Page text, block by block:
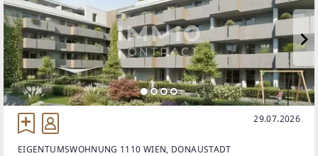
29.07.2026
EIGENTUMSWOHNUNG 1110 WIEN, DONAUSTADT